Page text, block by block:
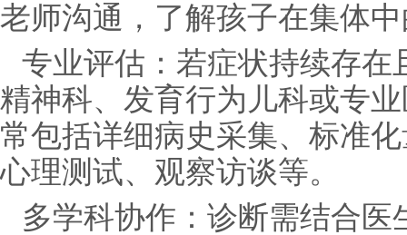
老师沟通，了解孩子在集体
专业评估：若症状持续存
精神科、发育行为儿科或专
常包括详细病史采集、标准
心理测试、观察访谈等。
多学科协作：诊断需结合